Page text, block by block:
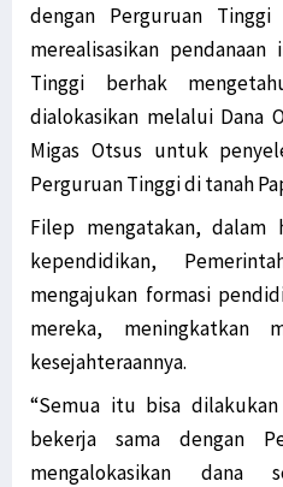
dengan Perguruan
merealisasikan
Tinggi berhak
dialokasikan melalui Dana
Migas Otsus untuk
Perguruan Tinggi di tanah
Filep mengatakan,
kependidikan,
mengajukan formasi
mereka, meningkatkan
kesejahteraannya.
“Semua itu bisa
bekerja sama dengan
mengalokasikan dana